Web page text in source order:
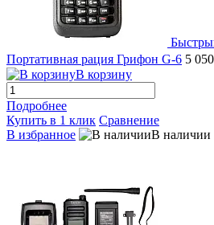
Портативная рация Грифон G-6 5
В корзину
Подробнее
Купить в 1 клик Сравнение
В избранное
В наличии